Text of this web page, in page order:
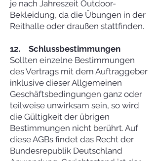
je nach Jahreszeit Outdoor-
Bekleidung, da die Übungen in der
Reithalle oder draußen stattfinden.
12. Schlussbestimmungen
Sollten einzelne Bestimmungen
des Vertrags mit dem Auftraggeber
inklusive dieser Allgemeinen
Geschäftsbedingungen ganz oder
teilweise unwirksam sein, so wird
die Gültigkeit der übrigen
Bestimmungen nicht berührt. Auf
diese AGBs findet das Recht der
Bundesrepublik Deutschland